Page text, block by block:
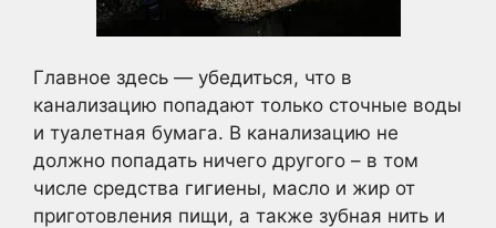
Главное здесь — убедиться, что в
канализацию попадают только сточные воды
и туалетная бумага. В канализацию не
должно попадать ничего другого – в том
числе средства гигиены, масло и жир от
приготовления пищи, а также зубная нить и